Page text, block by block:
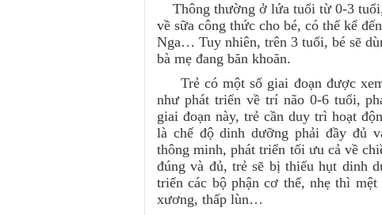
Thông thường ở lứa tuổi từ 0-3
về sữa công thức cho bé, có thể kể
Nga… Tuy nhiên, trên 3 tuổi, bé sẽ
bà mẹ đang băn khoăn.
Trẻ có một số giai đoạn được
như phát triển về trí não 0-6 tuổi,
giai đoạn này, trẻ cần duy trì hoạt
là chế độ dinh dưỡng phải đầy đủ
thông minh, phát triển tối ưu cả về
đúng và đủ, trẻ sẽ bị thiếu hụt dinh
triển các bộ phận cơ thể, nhẹ thì
xương, thấp lùn…